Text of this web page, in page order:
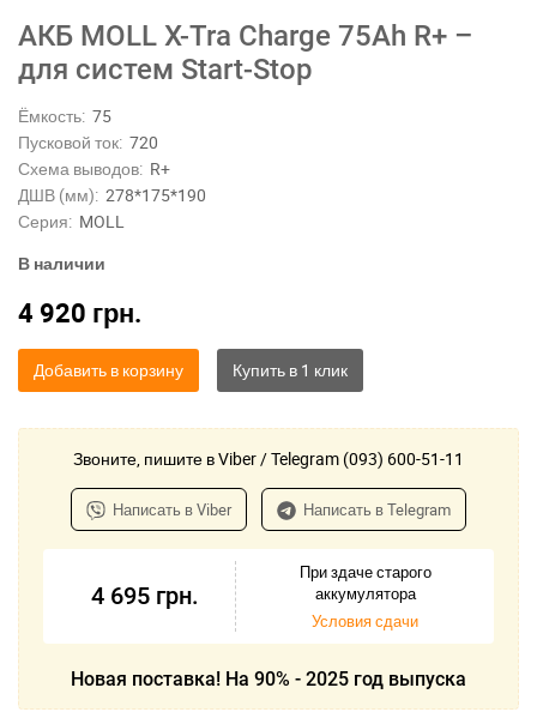
АКБ MOLL X-Tra Charge 75Ah R+ –
для систем Start-Stop
Ёмкость: 75
Пусковой ток: 720
Схема выводов: R+
ДШВ (мм): 278*175*190
Серия: MOLL
В наличии
4 920 грн.
Добавить в корзину
Звоните, пишите в Viber / Telegram (093) 600-51-11
Написать в Viber Написать в Telegram
4 695 грн.
При здаче старого
аккумулятора
Условия сдачи
Новая поставка! На 90% - 2025 год выпуска